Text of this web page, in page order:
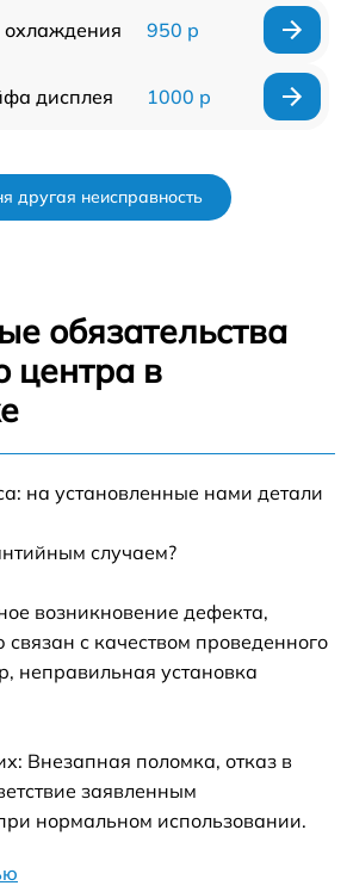
охлаждения 950 р
дисплея 1000 р
другая неисправность
обязательства
центра в
на установленные нами детали
случаем?
возникновение дефекта,
с качеством проведенного
неправильная установка
Внезапная поломка, отказ в
заявленным
нормальном использовании.